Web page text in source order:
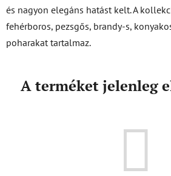
és nagyon elegáns hatást kelt. A
fehérboros, pezsgős, brandy-s,
poharakat tartalmaz.
A terméket jelenleg